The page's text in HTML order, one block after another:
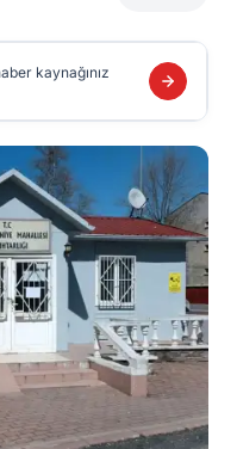
kaynağınız